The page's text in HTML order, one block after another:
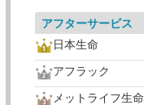
アフターサービス
日本生命
アフラック
メットライフ生命